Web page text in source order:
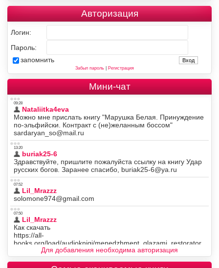
Авторизация
Логин:
Пароль:
запомнить
Забыл пароль| Регистрация
Мини-чат
Для добавления необходима авторизация